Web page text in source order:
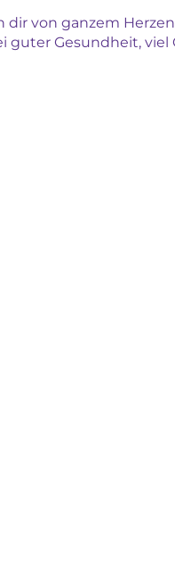
dir von ganzem
guter Gesundheit, viel